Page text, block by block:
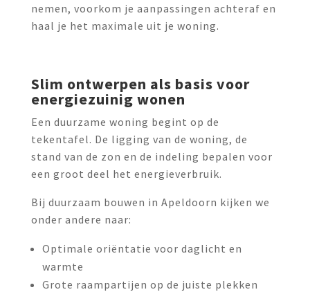
nemen, voorkom je aanpassingen achteraf en
haal je het maximale uit je woning.
Slim ontwerpen als basis voor
energiezuinig wonen
Een duurzame woning begint op de
tekentafel. De ligging van de woning, de
stand van de zon en de indeling bepalen voor
een groot deel het energieverbruik.
Bij duurzaam bouwen in Apeldoorn kijken we
onder andere naar:
Optimale oriëntatie voor daglicht en
warmte
Grote raampartijen op de juiste plekken